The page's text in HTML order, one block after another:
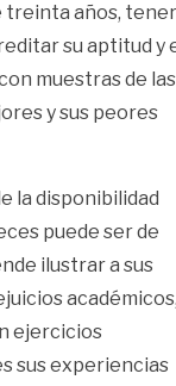
treinta años, tener
su aptitud y
muestras de las
y sus peores
la disponibilidad
puede ser de
ilustrar a sus
ejercicios
sus experiencias